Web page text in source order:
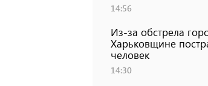
14:56
Из-за обстрела
Харьковщине
человек
14:30